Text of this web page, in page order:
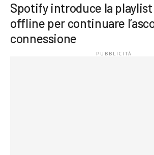
Spotify introduce la
offline per continuare
connessione